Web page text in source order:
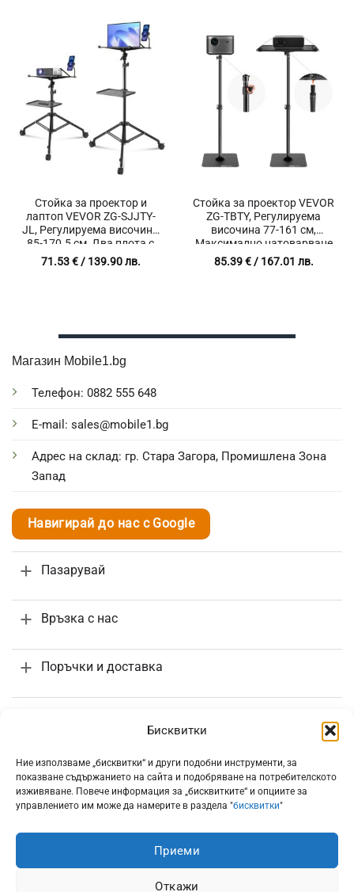
Бисквитки
Ние използваме „бисквитки“ и други подобни инструменти, за
показване съдържанието на сайта и подобряване на потребителското
изживяване. Повече информация за „бисквитките“ и опциите за
управлението им може да намерите в раздела "бисквитки"
Приеми
Откажи
Стойка за проектор и
лаптоп VEVOR ZG-SJJTY-
JL, Регулируема височина
85-170.5 см, Два плота с
размер 40 × 30 см и 20.5 ×
27 см, Гъвкав държач за
71.53€/ 139.90 лв.
Стойка за проектор VEVOR
ZG-TBTY, Регулируема
височина 77-161 см,
Максимално натоварване
8.5 кг
85.39€/ 167.01 лв.
Магазин Mobile1.bg
Телефон: 0882 555 648
E-mail: sales@mobile1.bg
Адрес на склад: гр. Стара Загора, Промишлена Зона
Запад
Навигирай до нас с Google
Пазарувай
Връзка с нас
Поръчки и доставка